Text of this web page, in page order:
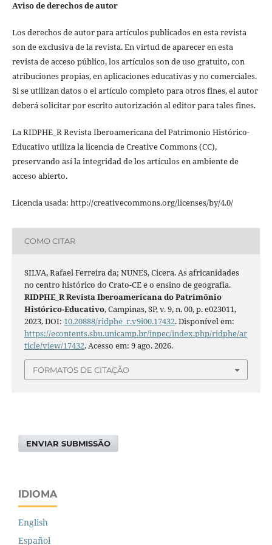
Aviso de derechos de autor
Los derechos de autor para artículos publicados en esta revista
son de exclusiva de la revista. En virtud de aparecer en esta
revista de acceso público, los artículos son de uso gratuito, con
atribuciones propias, en aplicaciones educativas y no comerciales.
Si se utilizan datos o el artículo completo para otros fines, el autor
deberá solicitar por escrito autorización al editor para tales fines.
La RIDPHE_R Revista Iberoamericana del Patrimonio Histórico-
Educativo utiliza la licencia de Creative Commons (CC),
preservando así la integridad de los artículos en ambiente de
acceso abierto.
Licencia usada: http://creativecommons.org/licenses/by/4.0/
COMO CITAR
SILVA, Rafael Ferreira da; NUNES, Cicera. As africanidades
no centro histórico do Crato-CE e o ensino de geografia.
RIDPHE_R Revista Iberoamericana do Patrimônio
Histórico-Educativo, Campinas, SP, v. 9, n. 00, p. e023011,
2023. DOI: 10.20888/ridphe_r.v9i00.17432. Disponível em:
https://econtents.sbu.unicamp.br/inpec/index.php/ridphe/ar
ticle/view/17432. Acesso em: 9 ago. 2026.
FORMATOS DE CITAÇÃO
ENVIAR SUBMISSÃO
IDIOMA
English
Español